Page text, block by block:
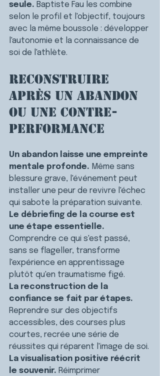
seule. Baptiste Fau les combine
selon le profil et l'objectif, toujours
avec la même boussole : développer
l'autonomie et la connaissance de
soi de l'athlète.
Reconstruire
après un abandon
ou une contre-
performance
Un abandon laisse une empreinte
mentale profonde. Même sans
blessure grave, l'événement peut
installer une peur de revivre l'échec
qui sabote la préparation suivante.
Le débriefing de la course est
une étape essentielle.
Comprendre ce qui s'est passé,
sans se flageller, transforme
l'expérience en apprentissage
plutôt qu'en traumatisme figé.
La reconstruction de la
confiance se fait par étapes.
Reprendre sur des objectifs
accessibles, des courses plus
courtes, recrée une série de
réussites qui réparent l'image de soi.
La visualisation positive réécrit
le souvenir. Réimprimer